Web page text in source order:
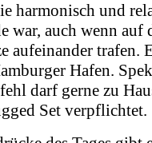
harmonisch und
war, auch wenn auf
aufeinander trafen.
Hafen.
darf gerne zu
Set verpflichtet.